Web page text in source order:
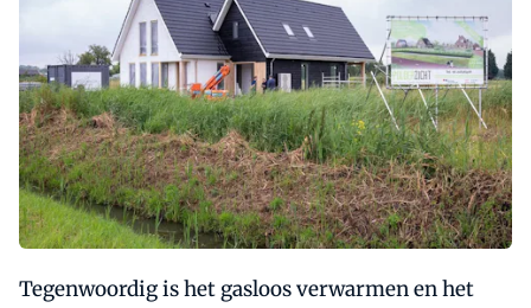
Tegenwoordig is het gasloos verwarmen en het